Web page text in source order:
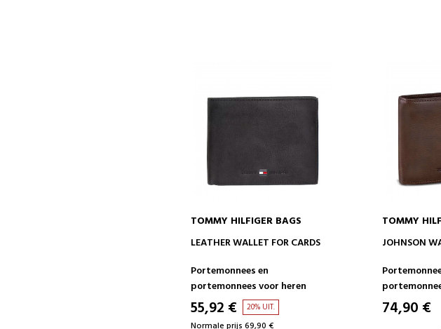
IN WINKELWAGEN
TOMMY HILFIGER BAGS
LEATHER WALLET FOR CARDS
Portemonnees en
portemonnees voor heren
55,92 € 20% UIT.
Normale prijs 69,90 €
IN
TOMMY
JOHNSON
74,90 €